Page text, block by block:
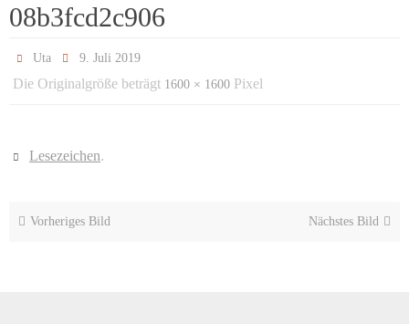
08b3fcd2c906
Uta 9. Juli 2019
Die Originalgröße beträgt 1600 × 1600 Pixel
Lesezeichen.
Vorheriges Bild Nächstes Bild